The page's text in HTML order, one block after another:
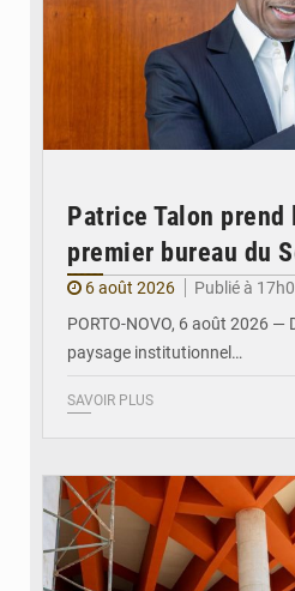
Patrice Talon prend
premier bureau du
6 août 2026
Publié à
PORTO-NOVO, 6 août 2026 —
paysage institutionnel…
SAVOIR PLUS